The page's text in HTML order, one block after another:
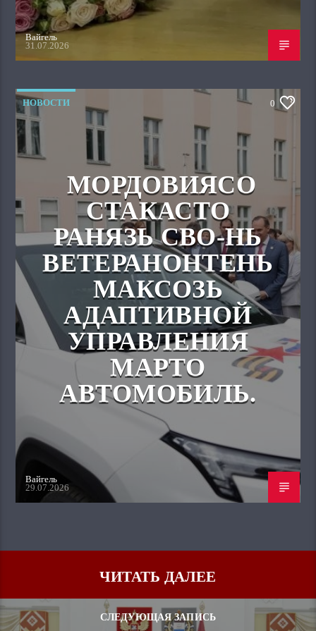
Вайгель
31.07.2026
НОВОСТИ 0
МОРДОВИЯСО
СТАКАСТО
РАНЯЗЬ СВО-НЬ
ВЕТЕРАНОНТЕНЬ
МАКСОЗЬ
АДАПТИВНОЙ
УПРАВЛЕНИЯ
МАРТО
АВТОМОБИЛЬ.
Вайгель
29.07.2026
ЧИТАТЬ ДАЛЕЕ
СЛЕДУЮЩАЯ ЗАПИСЬ